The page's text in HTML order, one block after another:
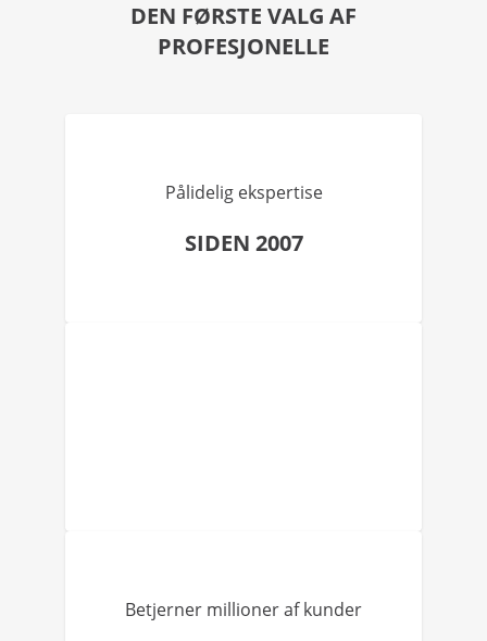
DEN FØRSTE VALG AF
PROFESJONELLE
Pålidelig ekspertise
SIDEN 2007
Betjerner millioner af kunder